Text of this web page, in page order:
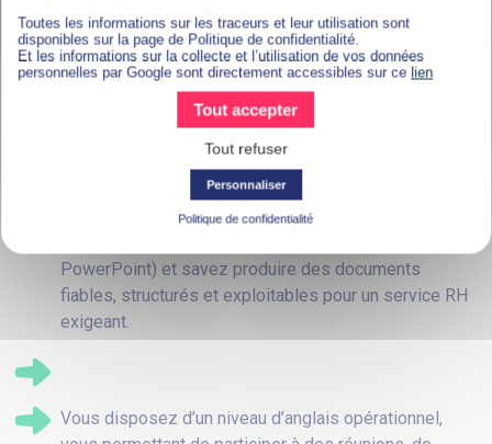
Vous préparez idéalement un Master 1 en
Ressources Humaines (ou équivalent) et recherchez
si possible une alternance de 2 ans pour approfondir
vos compétences en droit social, gestion RH et
Vous maîtrisez les outils du Pack Office (Word, Excel
PowerPoint) et savez produire des documents
fiables, structurés et exploitables pour un service RH
exigeant.
Vous disposez d’un niveau d’anglais opérationnel,
Toutes les informations sur les traceurs et leur utilisation sont
disponibles sur la page de Politique de confidentialité.
Et les informations sur la collecte et l’utilisation de vos données
personnelles par Google sont directement accessibles sur ce lien
Tout accepter
Tout refuser
Personnaliser
Politique de confidentialité